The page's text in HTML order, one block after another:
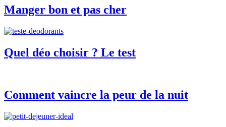
Manger bon et pas cher
Quel déo choisir ? Le test
Comment vaincre la peur de la nuit